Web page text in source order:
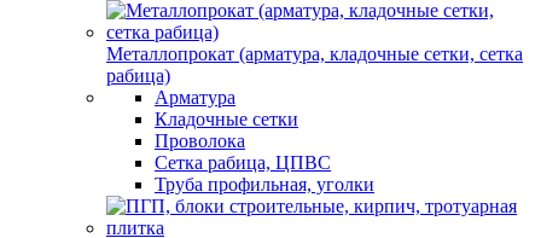
Металлопрокат (арматура, кладочные сетки, сетка
рабица)
Арматура
Кладочные сетки
Проволока
Сетка рабица, ЦПВС
Труба профильная, уголки